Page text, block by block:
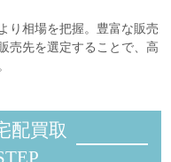
り相場を把握。豊富な販売
売先を選定することで、高
配買取